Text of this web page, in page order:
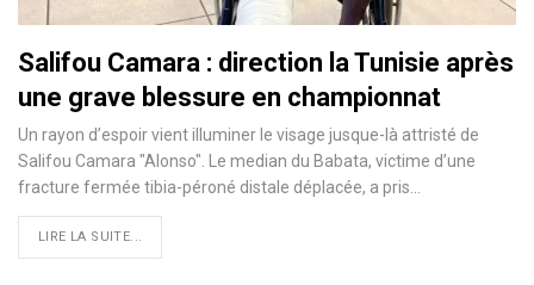
Salifou Camara : direction la Tunisie après
une grave blessure en championnat
Un rayon d’espoir vient illuminer le visage jusque-là attristé de
Salifou Camara "Alonso". Le median du Babata, victime d’une
fracture fermée tibia-péroné distale déplacée, a pris…
LIRE LA SUITE...